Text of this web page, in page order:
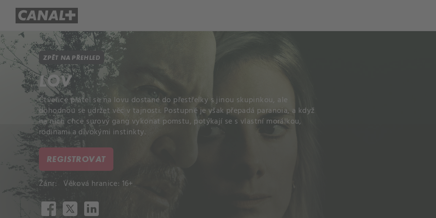
ZPĚT NA PŘEHLED
LOV
Čtveřice přátel se na lovu dostane do přestřelky s jinou skupinkou, ale
dohodnou se udržet věc v tajnosti. Postupně je však přepadá paranoia, a když
na nich chce surový gang vykonat pomstu, potýkají se s vlastní morálkou,
rodinami a divokými instinkty.
REGISTROVAT
Žánr: Věková hranice: 16+